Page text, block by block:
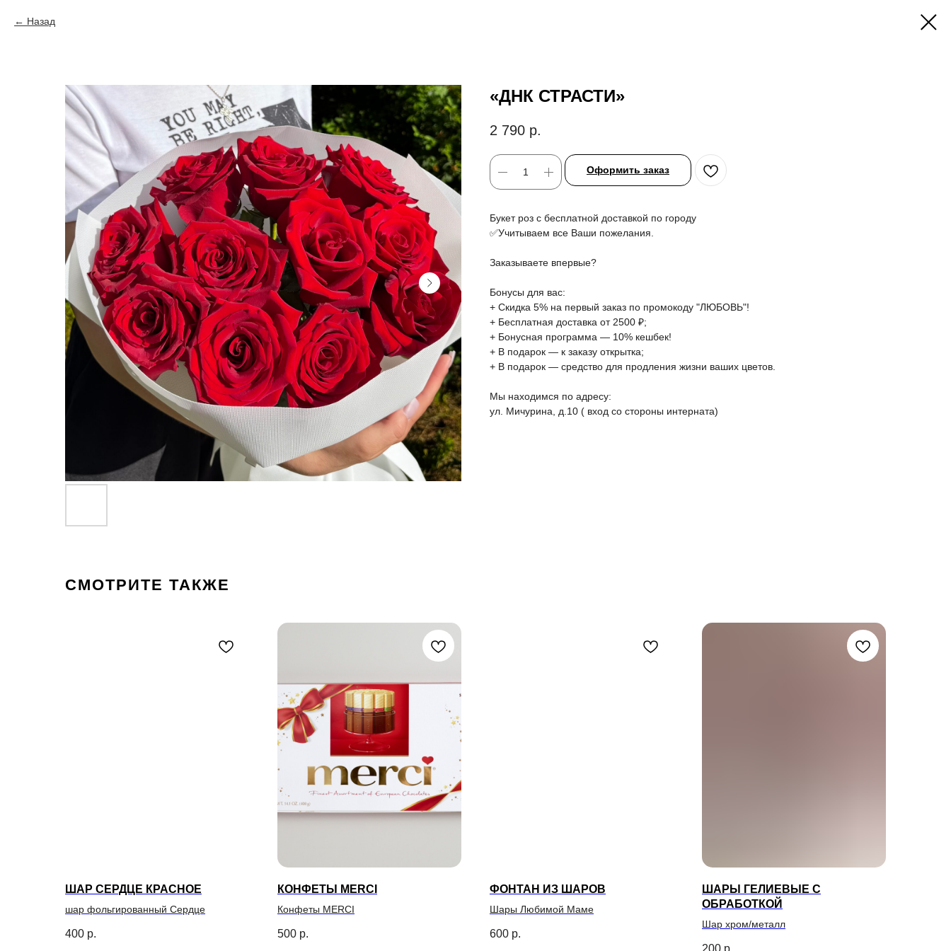
Назад
«ДНК СТРАСТИ»
2 790 р.
Оформить заказ
Букет роз с бесплатной доставкой по городу
✅Учитываем все Ваши пожелания.
Заказываете впервые?
Бонусы для вас:
+ Скидка 5% на первый заказ по промокоду "ЛЮБОВЬ"!
+ Бесплатная доставка от 2500 ₽;
+ Бонусная программа — 10% кешбек!
+ В подарок — к заказу открытка;
+ В подарок — средство для продления жизни ваших цветов.
Мы находимся по адресу:
ул. Мичурина, д.10 ( вход со стороны интерната)
СМОТРИТЕ ТАКЖЕ
ШАР СЕРДЦЕ КРАСНОЕ
шар фольгированный Сердце
400 р.
КОНФЕТЫ MERCI
Конфеты MERCI
500 р.
ФОНТАН ИЗ ШАРОВ
Шары Любимой Маме
600 р.
ШАРЫ ГЕЛИЕВЫЕ С
ОБРАБОТКОЙ
Шар хром/металл
200 р.